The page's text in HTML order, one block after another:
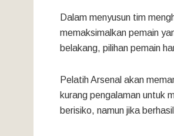
Dalam menyusun tim
memaksimalkan pemain
belakang, pilihan pemain
Pelatih Arsenal akan
kurang pengalaman untuk
berisiko, namun jika